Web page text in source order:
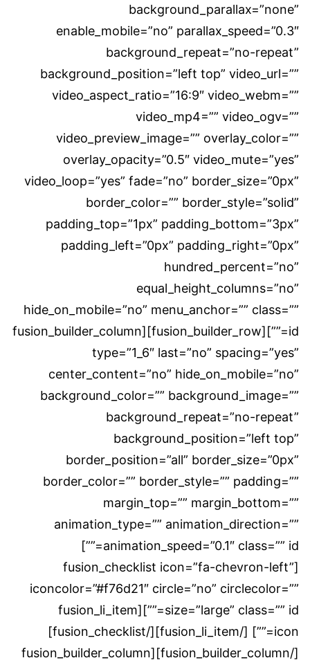
background_parallax=”none”
enable_mobile=”no” parallax_speed=”0.3″
background_repeat=”no-repeat”
background_position=”left top” video_url=””
video_aspect_ratio=”16:9″ video_webm=””
video_mp4=”” video_ogv=””
video_preview_image=”” overlay_color=””
overlay_opacity=”0.5″ video_mute=”yes”
video_loop=”yes” fade=”no” border_size=”0px”
border_color=”” border_style=”solid”
padding_top=”1px” padding_bottom=”3px”
padding_left=”0px” padding_right=”0px”
hundred_percent=”no”
equal_height_columns=”no”
hide_on_mobile=”no” menu_anchor=”” class=””
id=””][fusion_builder_row][fusion_builder_column
type=”1_6″ last=”no” spacing=”yes”
center_content=”no” hide_on_mobile=”no”
background_color=”” background_image=””
background_repeat=”no-repeat”
background_position=”left top”
border_position=”all” border_size=”0px”
border_color=”” border_style=”” padding=””
margin_top=”” margin_bottom=””
animation_type=”” animation_direction=””
animation_speed=”0.1″ class=”” id=””]
[fusion_checklist icon=”fa-chevron-left”
iconcolor=”#f76d21″ circle=”no” circlecolor=””
size=”large” class=”” id=””][fusion_li_item
icon=””] [/fusion_li_item][/fusion_checklist]
[/fusion_builder_column][fusion_builder_column